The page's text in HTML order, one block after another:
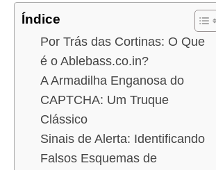
Índice
Por Trás das Cortinas: O Que
é o Ablebass.co.in?
A Armadilha Enganosa do
CAPTCHA: Um Truque
Clássico
Sinais de Alerta: Identificando
Falsos Esquemas de